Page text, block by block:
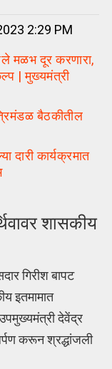
2:29 PM
मळभ दूर करणारा,
| मुख्यमंत्री
बैठकीतील
कार्यक्रमात
शासकीय
गिरीश बापट
इतमामात
देवेंद्र
करून श्रद्धांजली